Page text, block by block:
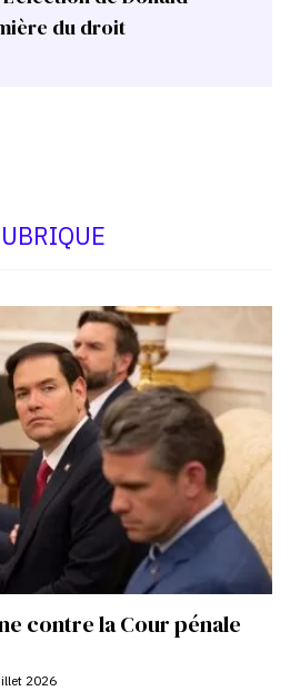
du droit
contre la Cour pénale
2026